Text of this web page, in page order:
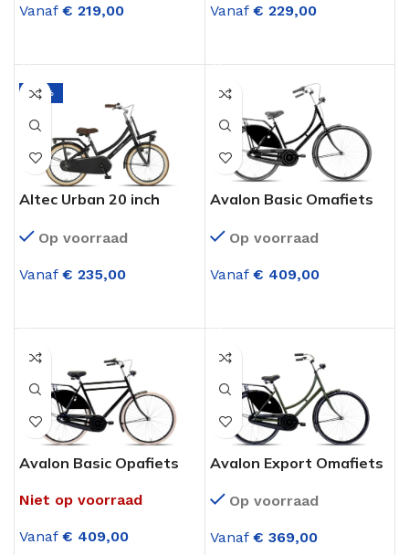
Vanaf € 219,00 Vanaf € 229,00
-35%
Altec Urban 20 inch
Op voorraad
Vanaf € 235,00
Avalon Basic Omafiets
Versnellingen
Op voorraad
Vanaf € 409,00
Avalon Basic Opafiets
Versnellingen
Niet op voorraad
Vanaf € 409,00
Avalon Export Omafiets
Op voorraad
Vanaf € 369,00